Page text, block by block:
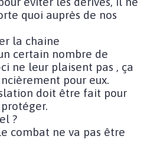
quoi auprès de nos
la chaine
certain nombre de
ne leur plaisent pas , ça
pour eux.
doit être fait pour
?
combat ne va pas être